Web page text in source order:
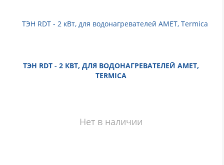
ТЭН RDT - 2 КВТ, ДЛЯ ВОДОНАГРЕВАТЕЛЕЙ AMET,
TERMICA
Нет в наличии